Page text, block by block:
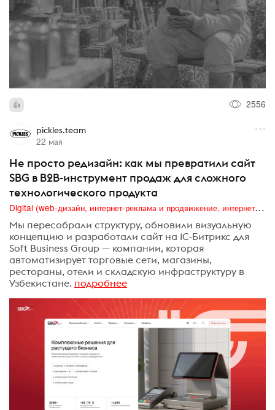
2556
pickles.team
22 мая
Не просто редизайн: как мы превратили сайт
SBG в B2B-инструмент продаж для сложного
технологического продукта
Digital (web-дизайн, интернет-реклама и продвижение, интернет-сообщества и блоги, интернет-коммуникации, мобильный маркетинг, реклама на цифровых экранах)
Мы пересобрали структуру, обновили визуальную
концепцию и разработали сайт на 1C-Битрикс для
Soft Business Group — компании, которая
автоматизирует торговые сети, магазины,
рестораны, отели и складскую инфраструктуру в
Узбекистане. подробнее